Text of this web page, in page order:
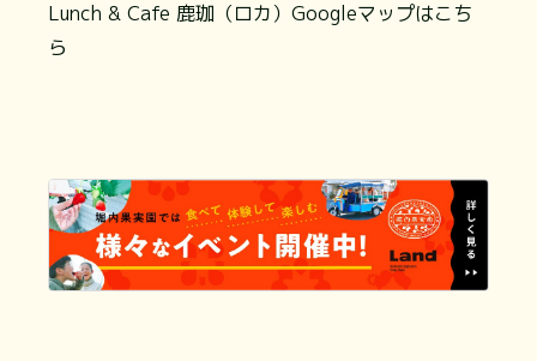
Lunch & Cafe 鹿珈（ロカ）Googleマップはこち
ら